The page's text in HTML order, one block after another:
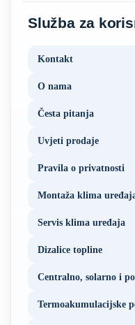
Služba za
Kontakt
O nama
Česta pitanja
Uvjeti prodaje
Pravila o privatnosti
Montaža klima
Servis klima uređaja
Dizalice topline
Centralno, solarno i
Termoakumulacijske